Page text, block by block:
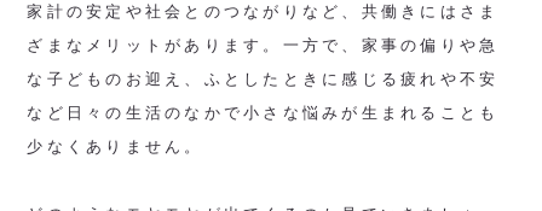
家計の安定や社会とのつながりなど、共働きにはさま
ざまなメリットがあります。一方で、家事の偏りや急
な子どものお迎え、ふとしたときに感じる疲れや不安
など日々の生活のなかで小さな悩みが生まれることも
少なくありません。